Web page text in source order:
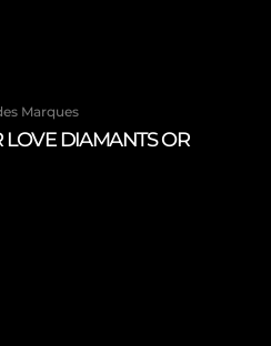
Marques
LOVE DIAMANTS OR